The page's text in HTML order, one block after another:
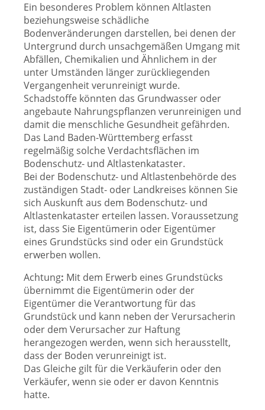
Ein besonderes Problem können Altlasten
beziehungsweise schädliche
Bodenveränderungen darstellen, bei denen der
Untergrund durch unsachgemäßen Umgang mit
Abfällen, Chemikalien und Ähnlichem in der
unter Umständen länger zurückliegenden
Vergangenheit verunreinigt wurde.
Schadstoffe könnten das Grundwasser oder
angebaute Nahrungspflanzen verunreinigen und
damit die menschliche Gesundheit gefährden.
Das Land Baden-Württemberg erfasst
regelmäßig solche Verdachtsflächen im
Bodenschutz- und Altlastenkataster.
Bei der Bodenschutz- und Altlastenbehörde des
zuständigen Stadt- oder Landkreises können Sie
sich Auskunft aus dem Bodenschutz- und
Altlastenkataster erteilen lassen. Voraussetzung
ist, dass Sie Eigentümerin oder Eigentümer
eines Grundstücks sind oder ein Grundstück
erwerben wollen.
Achtung: Mit dem Erwerb eines Grundstücks
übernimmt die Eigentümerin oder der
Eigentümer die Verantwortung für das
Grundstück und kann neben der Verursacherin
oder dem Verursacher zur Haftung
herangezogen werden, wenn sich herausstellt,
dass der Boden verunreinigt ist.
Das Gleiche gilt für die Verkäuferin oder den
Verkäufer, wenn sie oder er davon Kenntnis
hatte.